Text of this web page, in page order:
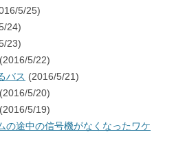
5/25)
24)
23)
(2016/5/22)
バス (2016/5/21)
(2016/5/20)
(2016/5/19)
の途中の信号機がなくなったワケ